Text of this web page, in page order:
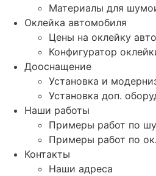
Материалы для
Оклейка автомобиля
Цены на оклейку
Конфигуратор
Дооснащение
Установка и
Установка доп.
Наши работы
Примеры работ по
Примеры работ по
Контакты
Наши адреса